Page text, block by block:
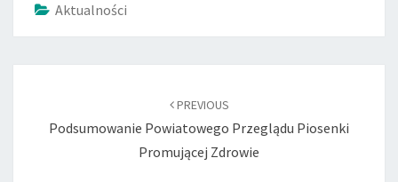
Aktualności
PREVIOUS
Podsumowanie Powiatowego Przeglądu Piosenki
Promującej Zdrowie